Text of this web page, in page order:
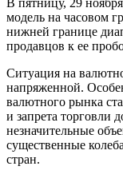
модель на часовом
нижней границе
продавцов к ее
Ситуация на
напряженной.
валютного рынка
и запрета торговли
незначительные
существенные
стран.